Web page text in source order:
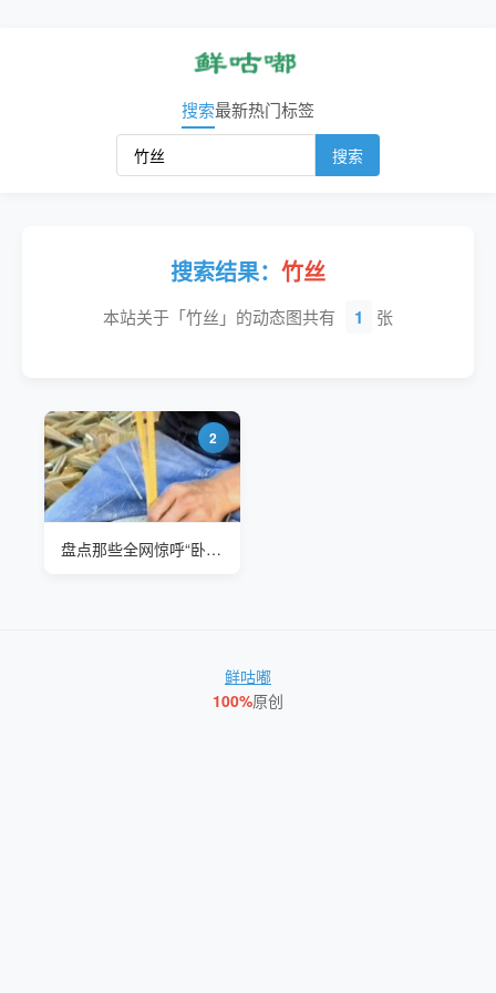
搜索最新热门标签
搜索
搜索结果： 竹丝
本站关于「竹丝」的动态图共有 1 张
2
盘点那些全网惊呼“卧槽”的牛人们
鲜咕嘟
100%原创